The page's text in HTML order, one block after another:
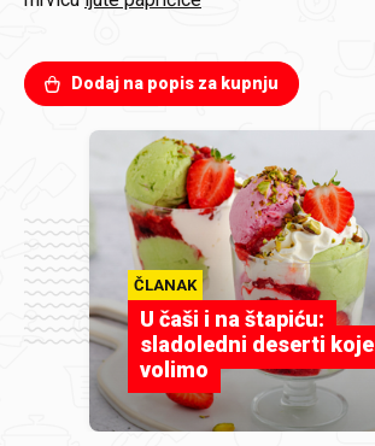
Dodaj na popis za kupnju
ČLANAK
U čaši i na štapiću:
sladoledni deserti koje
volimo